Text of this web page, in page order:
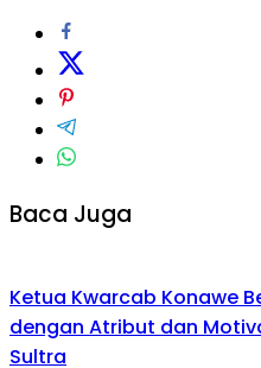
Baca Juga
Ketua Kwarcab Konawe
dengan Atribut dan
Sultra